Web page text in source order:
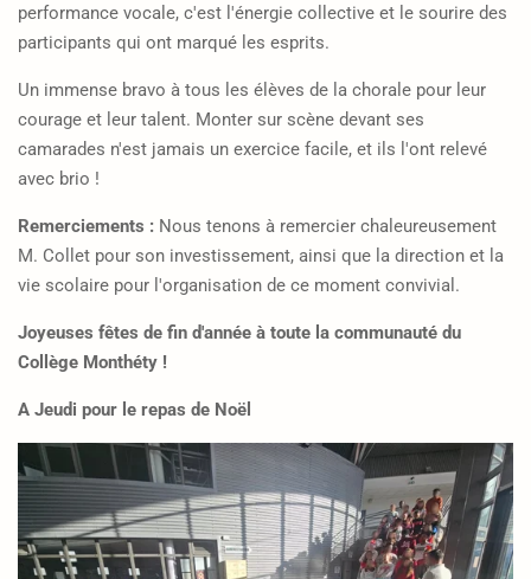
performance vocale, c'est l'énergie collective et le sourire des
participants qui ont marqué les esprits.
Un immense bravo à tous les élèves de la chorale pour leur
courage et leur talent. Monter sur scène devant ses
camarades n'est jamais un exercice facile, et ils l'ont relevé
avec brio !
Remerciements : Nous tenons à remercier chaleureusement
M. Collet pour son investissement, ainsi que la direction et la
vie scolaire pour l'organisation de ce moment convivial.
Joyeuses fêtes de fin d'année à toute la communauté du
Collège Monthéty !
A Jeudi pour le repas de Noël